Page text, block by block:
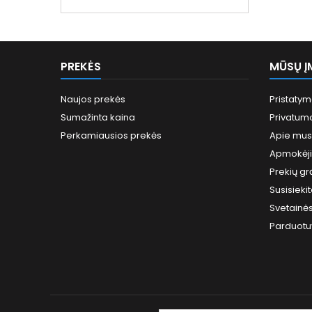
PREKĖS
Naujos prekės
Sumažinta kaina
Perkamiausios prekės
MŪSŲ
Apie mus
Prekių